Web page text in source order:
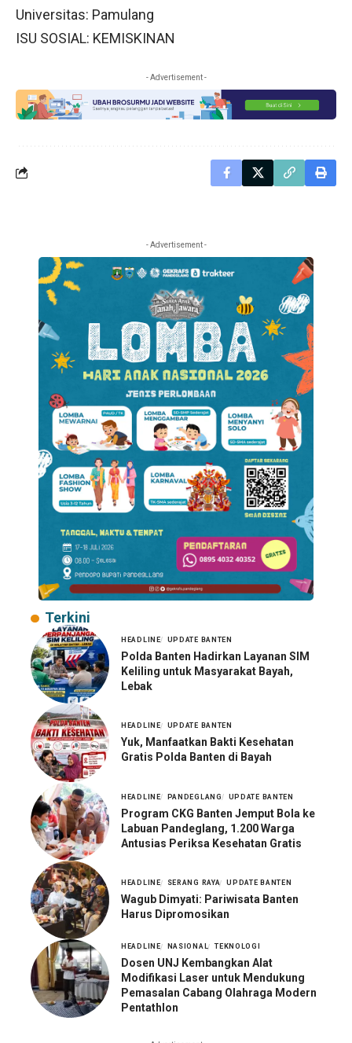
Universitas: Pamulang
ISU SOSIAL: KEMISKINAN
- Advertisement -
- Advertisement -
Terkini
HEADLINE UPDATE BANTEN
Polda Banten Hadirkan Layanan SIM
Keliling untuk Masyarakat Bayah,
Lebak
HEADLINE UPDATE BANTEN
Yuk, Manfaatkan Bakti Kesehatan
Gratis Polda Banten di Bayah
HEADLINE PANDEGLANG UPDATE BANTEN
Program CKG Banten Jemput Bola ke
Labuan Pandeglang, 1.200 Warga
Antusias Periksa Kesehatan Gratis
HEADLINE SERANG RAYA UPDATE BANTEN
Wagub Dimyati: Pariwisata Banten
Harus Dipromosikan
HEADLINE NASIONAL TEKNOLOGI
Dosen UNJ Kembangkan Alat
Modifikasi Laser untuk Mendukung
Pemasalan Cabang Olahraga Modern
Pentathlon